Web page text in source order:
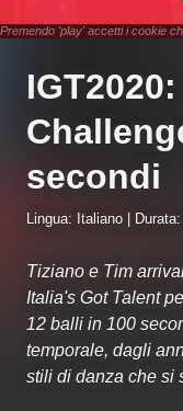
Premendo 'play' accetti i cookie
secondi
Lingua: Italiano | Durata:
Tiziano e Tim
Italia's Got Talent
12 balli in 100
temporale, dagli
stili di danza che si